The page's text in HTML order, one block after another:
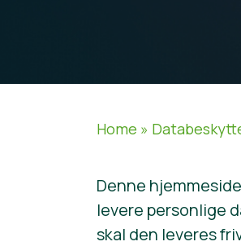
Home »
Denne
levere personlige
skal den leveres